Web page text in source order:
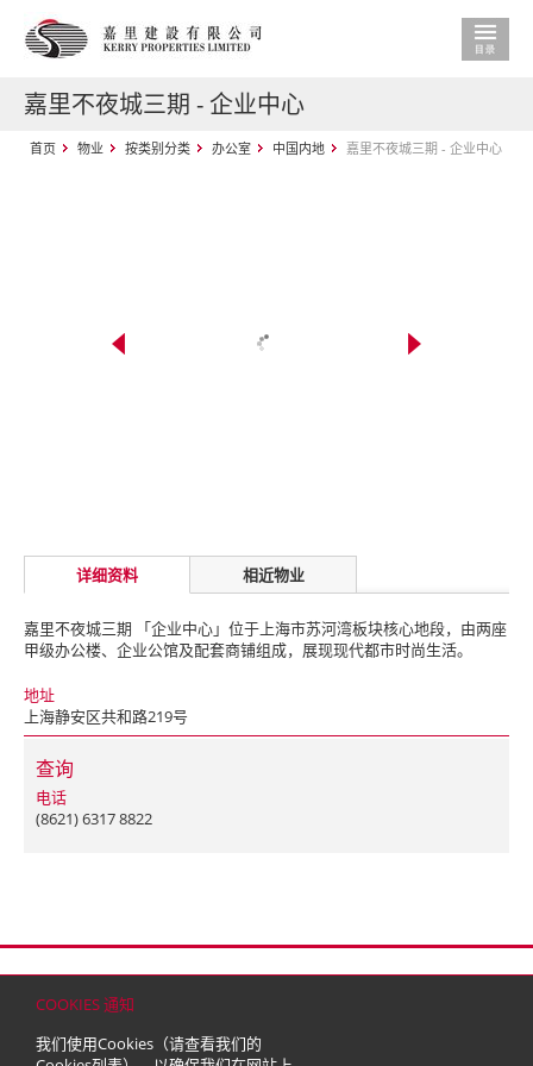
COOKIES 通知
我们使用Cookies（请查看我们的
嘉里不夜城三期 - 企业中心
首页 物业 按类别分类 办公室 中国内地 嘉里不夜城三期 - 企业中心
详细资料 相近物业
嘉里不夜城三期 「企业中心」位于上海市苏河湾板块核心地段，由两座
甲级办公楼、企业公馆及配套商铺组成，展现现代都市时尚生活。
地址
上海静安区共和路219号
查询
电话
(8621) 6317 8822
© 2026 嘉里建设有限公司 (于百慕达注册成立之有限公司)